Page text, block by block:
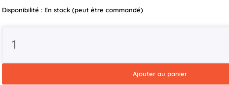
Disponibilité : En stock (peut être commandé)
quantité
6J12
5x112
Ajouter au panier